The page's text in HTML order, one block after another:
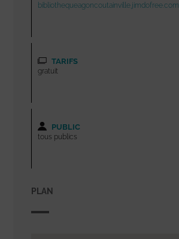
bibliothequeagoncoutainville.jimdofree.com
TARIFS
gratuit
PUBLIC
tous publics
PLAN